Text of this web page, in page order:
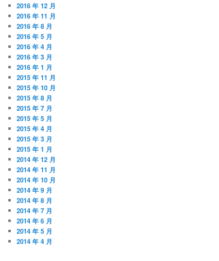
2016 年 12 月
2016 年 11 月
2016 年 8 月
2016 年 5 月
2016 年 4 月
2016 年 3 月
2016 年 1 月
2015 年 11 月
2015 年 10 月
2015 年 8 月
2015 年 7 月
2015 年 5 月
2015 年 4 月
2015 年 3 月
2015 年 1 月
2014 年 12 月
2014 年 11 月
2014 年 10 月
2014 年 9 月
2014 年 8 月
2014 年 7 月
2014 年 6 月
2014 年 5 月
2014 年 4 月